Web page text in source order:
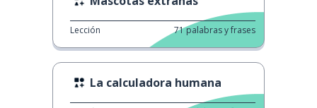
Lección 71palabras y frases
La calculadora humana